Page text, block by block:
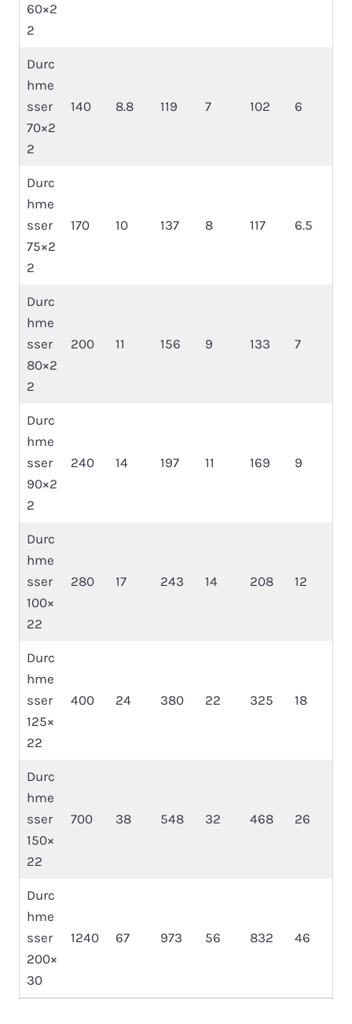
60×2
2
Durc
hme
sser
70×2
2
140 8.8 119 7 102 6
Durc
hme
sser
75×2
2
170 10 137 8 117 6.5
Durc
hme
sser
80×2
2
200 11 156 9 133 7
Durc
hme
sser
90×2
2
240 14 197 11 169 9
Durc
hme
sser
100×
22
280 17 243 14 208 12
Durc
hme
sser
125×
22
400 24 380 22 325 18
Durc
hme
sser
150×
22
700 38 548 32 468 26
Durc
hme
sser
200×
30
1240 67 973 56 832 46